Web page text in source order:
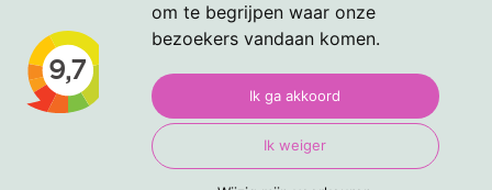
om te begrijpen waar onze
bezoekers vandaan komen.
Ik ga akkoord
Ik weiger